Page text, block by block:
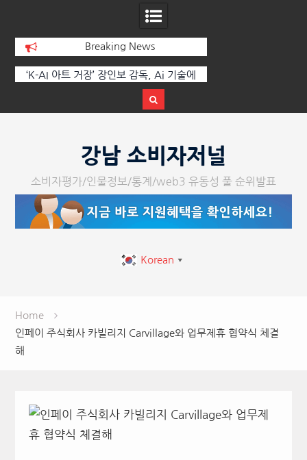
Breaking News
‘K-AI 아트 거장’ 장인보 감독, Ai 기술에
페스티벌’ 성황리에 막 내려
강남 소비자저널
소비자평가/인물정보/통계/web3 유동성 풀 순위발표
Korean ▼
Home
인페이 주식회사 카빌리지 Carvillage와 업무제휴 협약식 체결
해